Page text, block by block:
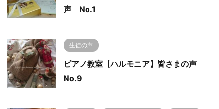
声 No.1
生徒の声
ピアノ教室【ハルモニア】皆さまの声
No.9